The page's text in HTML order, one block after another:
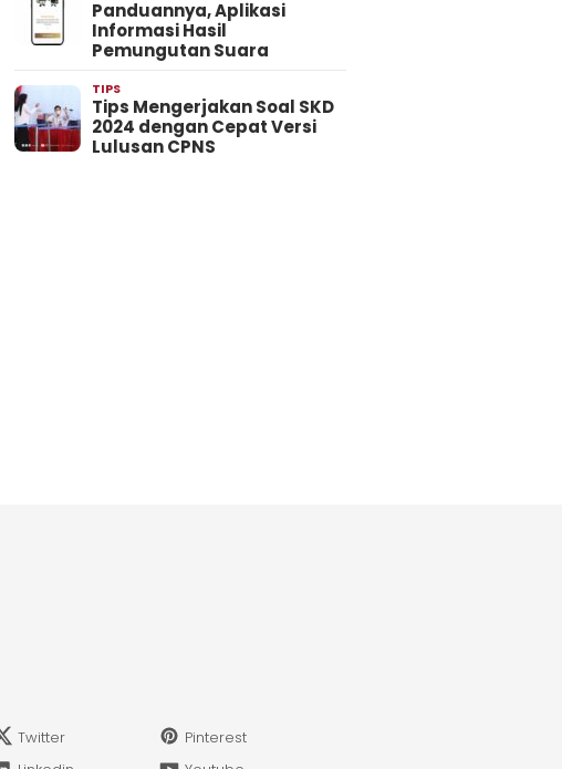
Panduannya, Aplikasi
Informasi Hasil
Pemungutan Suara
TIPS
Tips Mengerjakan Soal SKD
2024 dengan Cepat Versi
Lulusan CPNS
Twitter
Pinterest